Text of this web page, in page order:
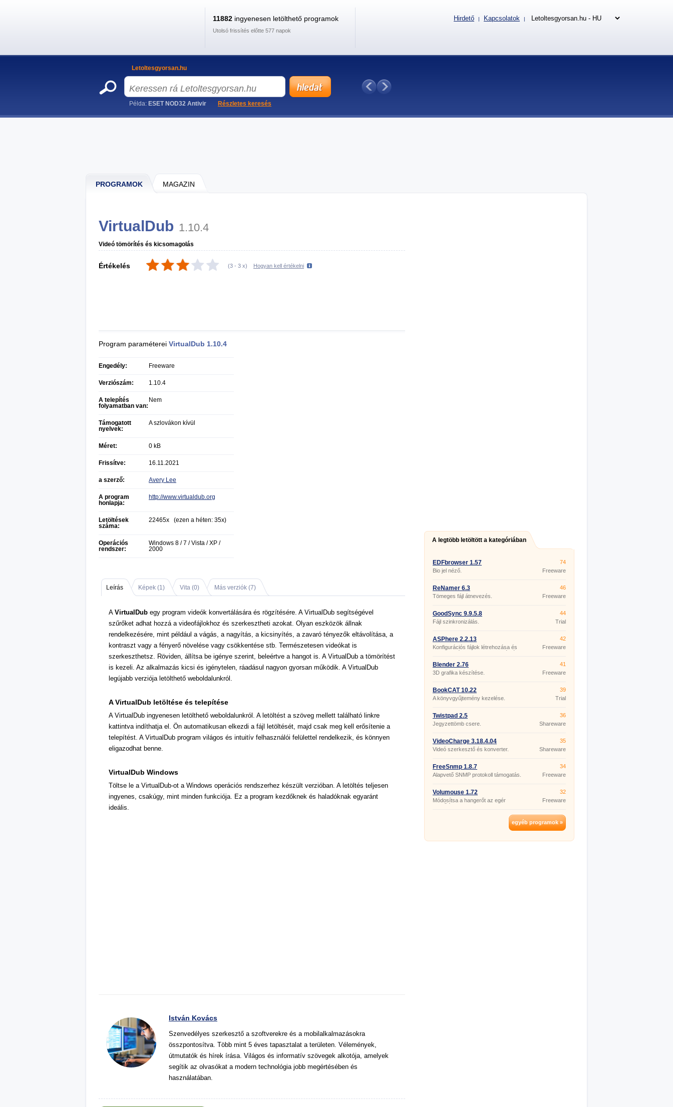
PROGRAMOK MAGAZIN
VirtualDub 1.10.4
Videó tömörítés és kicsomagolás
Értékelés (3 - 3 x) Hogyan kell értékelni
Program paraméterei VirtualDub 1.10.4
Engedély: Freeware
Verziószám: 1.10.4
A telepítés
folyamatban van:
Nem
Támogatott
nyelvek:
A szlovákon kívül
Méret: 0 kB
Frissítve: 16.11.2021
a szerző: Avery Lee
A program
honlapja:
http://www.virtualdub.org
Letöltések
száma:
22465x (ezen a héten: 35x)
Operációs
rendszer:
Windows 8 / 7 / Vista / XP /
2000
Leírás Képek (1) Vita (0) Más verziók (7)
A VirtualDub egy program videók konvertálására és rögzítésére. A VirtualDub segítségével
szűrőket adhat hozzá a videofájlokhoz és szerkesztheti azokat. Olyan eszközök állnak
rendelkezésére, mint például a vágás, a nagyítás, a kicsinyítés, a zavaró tényezők eltávolítása, a
kontraszt vagy a fényerő növelése vagy csökkentése stb. Természetesen videókat is
szerkeszthetsz. Röviden, állítsa be igénye szerint, beleértve a hangot is. A VirtualDub a tömörítést
is kezeli. Az alkalmazás kicsi és igénytelen, ráadásul nagyon gyorsan működik. A VirtualDub
legújabb verziója letölthető weboldalunkról.
A VirtualDub letöltése és telepítése
A VirtualDub ingyenesen letölthető weboldalunkról. A letöltést a szöveg mellett található linkre
kattintva indíthatja el. Ön automatikusan elkezdi a fájl letöltését, majd csak meg kell erősítenie a
telepítést. A VirtualDub program világos és intuitív felhasználói felülettel rendelkezik, és könnyen
eligazodhat benne.
VirtualDub Windows
Töltse le a VirtualDub-ot a Windows operációs rendszerhez készült verzióban. A letöltés teljesen
ingyenes, csakúgy, mint minden funkciója. Ez a program kezdőknek és haladóknak egyaránt
ideális.
István Kovács
Szenvedélyes szerkesztő a szoftverekre és a mobilalkalmazásokra
összpontosítva. Több mint 5 éves tapasztalat a területen. Vélemények,
útmutatók és hírek írása. Világos és informatív szövegek alkotója, amelyek
segítik az olvasókat a modern technológia jobb megértésében és
használatában.
A legtöbb letöltött a kategóriában
EDFbrowser 1.57
Bio jel néző.
74
Freeware
ReNamer 6.3
Tömeges fájl átnevezés.
46
Freeware
GoodSync 9.9.5.8
Fájl szinkronizálás.
44
Trial
ASPhere 2.2.13
Konfigurációs fájlok létrehozása és
szerkesztése az ASP.NET számára.
42
Freeware
Blender 2.76
3D grafika készítése.
41
Freeware
BookCAT 10.22
A könyvgyűjtemény kezelése.
39
Trial
Twistpad 2.5
Jegyzettömb csere.
36
Shareware
VideoCharge 3.18.4.04
Videó szerkesztő és konverter.
35
Shareware
FreeSnmp 1.8.7
Alapvető SNMP protokoll támogatás.
34
Freeware
Volumouse 1.72
Módosítsa a hangerőt az egér
görgőjével.
32
Freeware
egyéb programok »
11882 ingyenesen letölthető programok
Utolsó frissítés előtte 577 napok
Hirdető | Kapcsolatok |
Letoltesgyorsan.hu
Példa: ESET NOD32 Antivir Részletes keresés